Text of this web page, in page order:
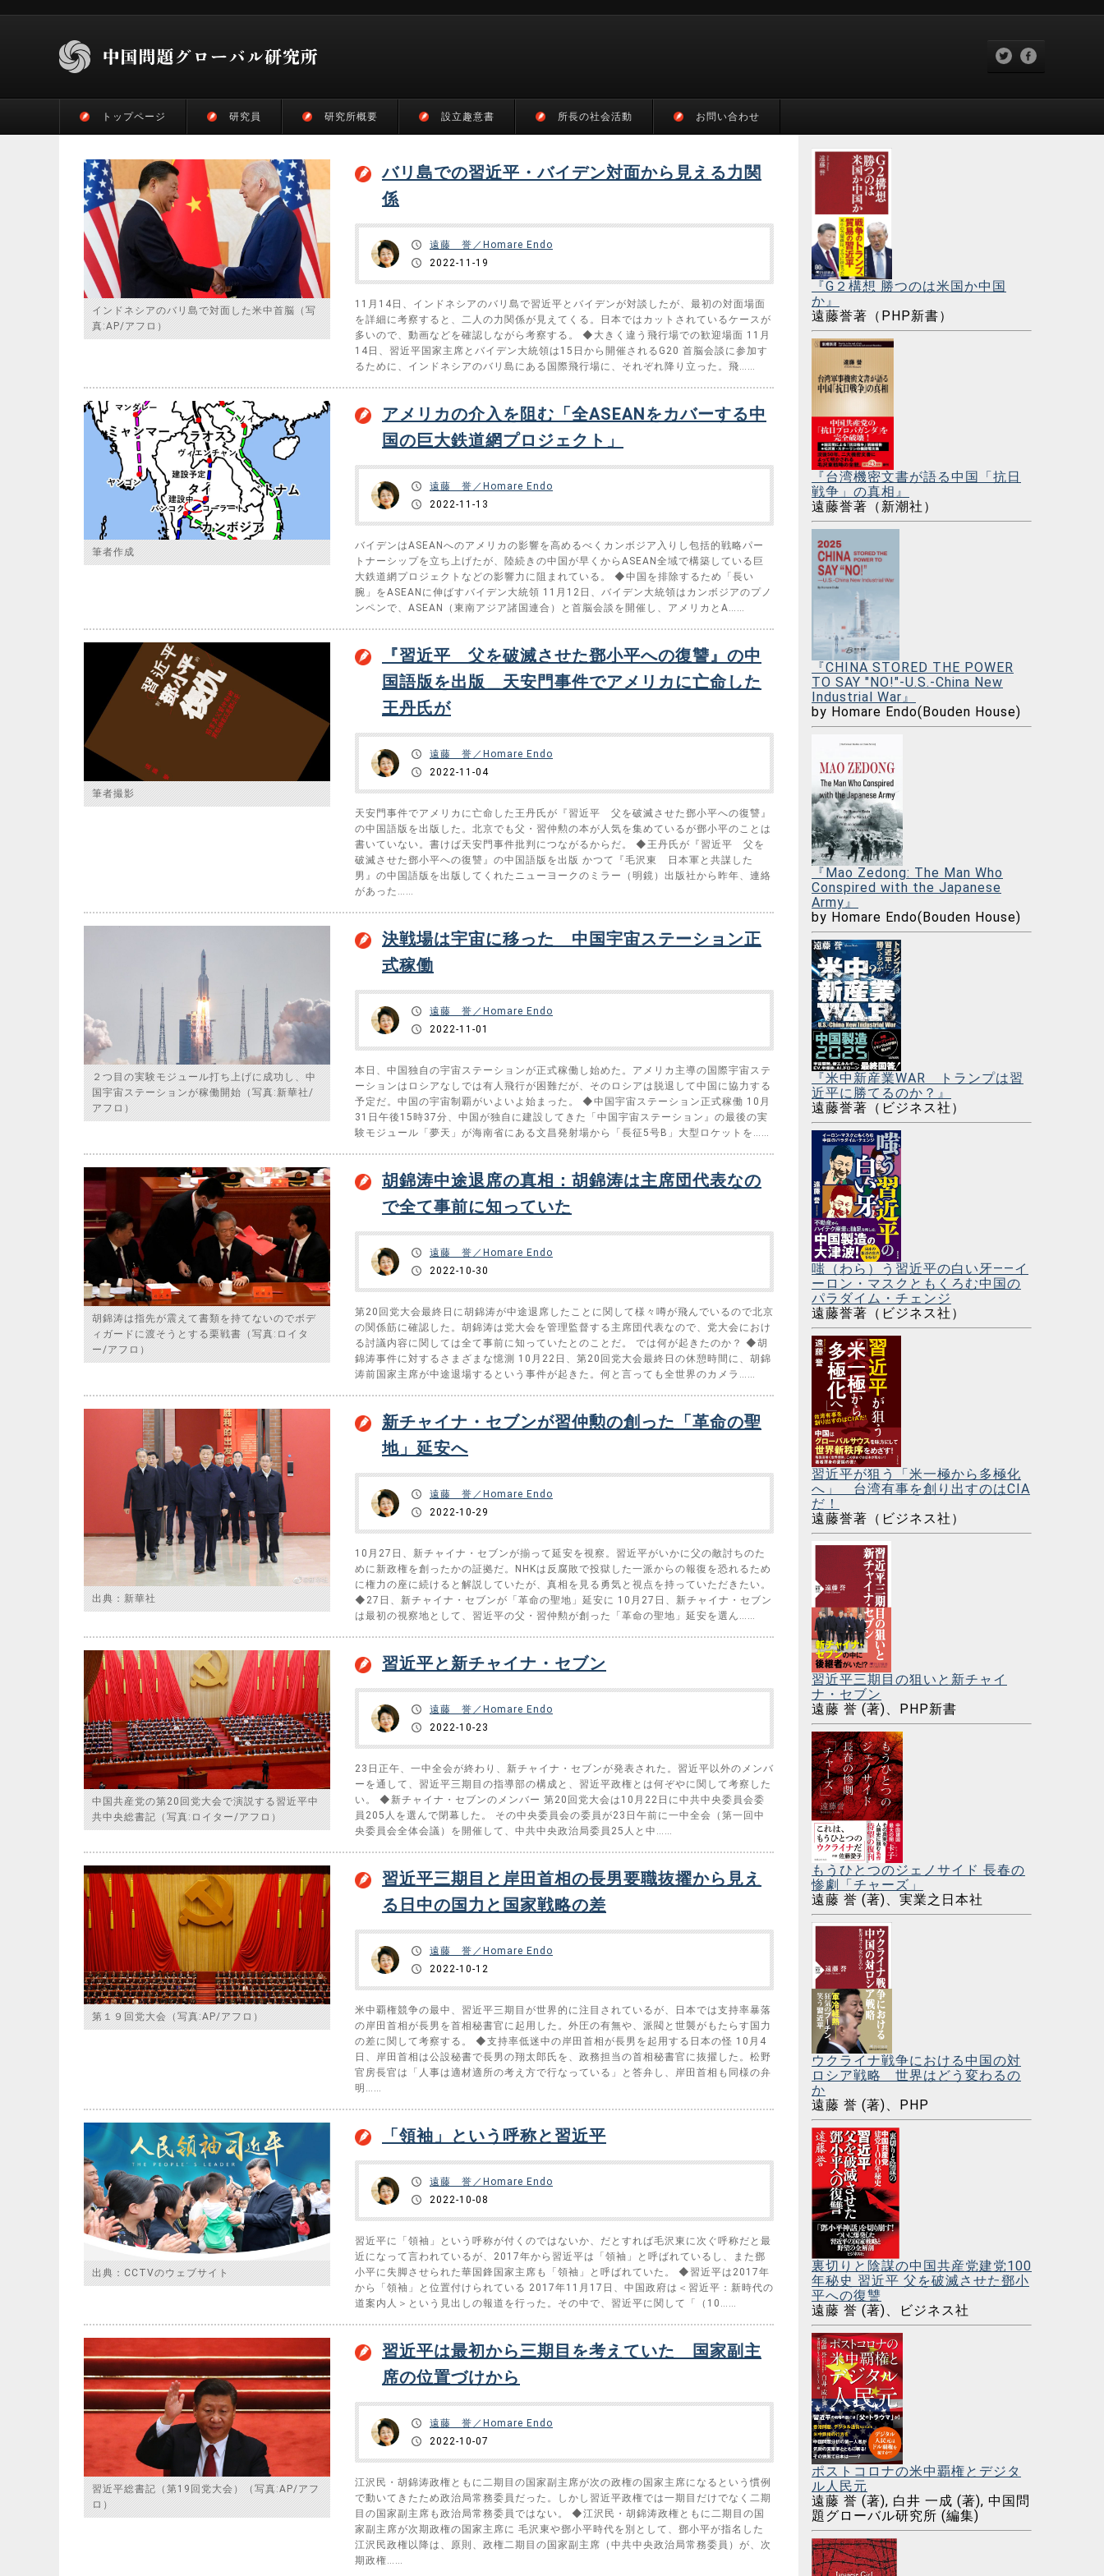
トップページ 研究員 研究所概要 設立趣意書 所長の社会活動 お問い合わせ
インドネシアのバリ島で対面した米中首脳（写
真:AP/アフロ）
バリ島での習近平・バイデン対面から見える力関
係
遠藤 誉／Homare Endo
2022-11-19
11月14日、インドネシアのバリ島で習近平とバイデンが対談したが、最初の対面場面
を詳細に考察すると、二人の力関係が見えてくる。日本ではカットされているケースが
多いので、動画などを確認しながら考察する。 ◆大きく違う飛行場での歓迎場面 11月
14日、習近平国家主席とバイデン大統領は15日から開催されるG20 首脳会談に参加す
るために、インドネシアのバリ島にある国際飛行場に、それぞれ降り立った。飛……
筆者作成
アメリカの介入を阻む「全ASEANをカバーする中
国の巨大鉄道網プロジェクト」
遠藤 誉／Homare Endo
2022-11-13
バイデンはASEANへのアメリカの影響を高めるべくカンボジア入りし包括的戦略パー
トナーシップを立ち上げたが、陸続きの中国が早くからASEAN全域で構築している巨
大鉄道網プロジェクトなどの影響力に阻まれている。 ◆中国を排除するため「長い
腕」をASEANに伸ばすバイデン大統領 11月12日、バイデン大統領はカンボジアのプノ
ンペンで、ASEAN（東南アジア諸国連合）と首脳会談を開催し、アメリカとA……
筆者撮影
『習近平 父を破滅させた鄧小平への復讐』の中
国語版を出版＿天安門事件でアメリカに亡命した
王丹氏が
遠藤 誉／Homare Endo
2022-11-04
天安門事件でアメリカに亡命した王丹氏が『習近平 父を破滅させた鄧小平への復讐』
の中国語版を出版した。北京でも父・習仲勲の本が人気を集めているが鄧小平のことは
書いていない。書けば天安門事件批判につながるからだ。 ◆王丹氏が『習近平 父を
破滅させた鄧小平への復讐』の中国語版を出版 かつて『毛沢東 日本軍と共謀した
男』の中国語版を出版してくれたニューヨークのミラー（明鏡）出版社から昨年、連絡
があった……
２つ目の実験モジュール打ち上げに成功し、中
国宇宙ステーションが稼働開始（写真:新華社/
アフロ）
決戦場は宇宙に移った 中国宇宙ステーション正
式稼働
遠藤 誉／Homare Endo
2022-11-01
本日、中国独自の宇宙ステーションが正式稼働し始めた。アメリカ主導の国際宇宙ステ
ーションはロシアなしでは有人飛行が困難だが、そのロシアは脱退して中国に協力する
予定だ。中国の宇宙制覇がいよいよ始まった。 ◆中国宇宙ステーション正式稼働 10月
31日午後15時37分、中国が独自に建設してきた「中国宇宙ステーション』の最後の実
験モジュール「夢天」が海南省にある文昌発射場から「長征5号B」大型ロケットを……
胡錦涛は指先が震えて書類を持てないのでボデ
ィガードに渡そうとする栗戦書（写真:ロイタ
ー/アフロ）
胡錦涛中途退席の真相：胡錦涛は主席団代表なの
で全て事前に知っていた
遠藤 誉／Homare Endo
2022-10-30
第20回党大会最終日に胡錦涛が中途退席したことに関して様々噂が飛んでいるので北京
の関係筋に確認した。胡錦涛は党大会を管理監督する主席団代表なので、党大会におけ
る討議内容に関しては全て事前に知っていたとのことだ。 では何が起きたのか？ ◆胡
錦涛事件に対するさまざまな憶測 10月22日、第20回党大会最終日の休憩時間に、胡錦
涛前国家主席が中途退場するという事件が起きた。何と言っても全世界のカメラ……
出典：新華社
新チャイナ・セブンが習仲勲の創った「革命の聖
地」延安へ
遠藤 誉／Homare Endo
2022-10-29
10月27日、新チャイナ・セブンが揃って延安を視察。習近平がいかに父の敵討ちのた
めに新政権を創ったかの証拠だ。NHKは反腐敗で投獄した一派からの報復を恐れるため
に権力の座に続けると解説していたが、真相を見る勇気と視点を持っていただきたい。
◆27日、新チャイナ・セブンが「革命の聖地」延安に 10月27日、新チャイナ・セブン
は最初の視察地として、習近平の父・習仲勲が創った「革命の聖地」延安を選ん……
中国共産党の第20回党大会で演説する習近平中
共中央総書記（写真:ロイター/アフロ）
習近平と新チャイナ・セブン
遠藤 誉／Homare Endo
2022-10-23
23日正午、一中全会が終わり、新チャイナ・セブンが発表された。習近平以外のメンバ
ーを通して、習近平三期目の指導部の構成と、習近平政権とは何ぞやに関して考察した
い。 ◆新チャイナ・セブンのメンバー 第20回党大会は10月22日に中共中央委員会委
員205人を選んで閉幕した。 その中央委員会の委員が23日午前に一中全会（第一回中
央委員会全体会議）を開催して、中共中央政治局委員25人と中……
第１９回党大会（写真:AP/アフロ）
習近平三期目と岸田首相の長男要職抜擢から見え
る日中の国力と国家戦略の差
遠藤 誉／Homare Endo
2022-10-12
米中覇権競争の最中、習近平三期目が世界的に注目されているが、日本では支持率暴落
の岸田首相が長男を首相秘書官に起用した。外圧の有無や、派閥と世襲がもたらす国力
の差に関して考察する。 ◆支持率低迷中の岸田首相が長男を起用する日本の怪 10月4
日、岸田首相は公設秘書で長男の翔太郎氏を、政務担当の首相秘書官に抜擢した。松野
官房長官は「人事は適材適所の考え方で行なっている」と答弁し、岸田首相も同様の弁
明……
出典：CCTVのウェブサイト
「領袖」という呼称と習近平
遠藤 誉／Homare Endo
2022-10-08
習近平に「領袖」という呼称が付くのではないか、だとすれば毛沢東に次ぐ呼称だと最
近になって言われているが、2017年から習近平は「領袖」と呼ばれているし、また鄧
小平に失脚させられた華国鋒国家主席も「領袖」と呼ばれていた。 ◆習近平は2017年
から「領袖」と位置付けられている 2017年11月17日、中国政府は＜習近平：新時代の
道案内人＞という見出しの報道を行った。その中で、習近平に関して「（10……
習近平総書記（第19回党大会）（写真:AP/アフ
ロ）
習近平は最初から三期目を考えていた 国家副主
席の位置づけから
遠藤 誉／Homare Endo
2022-10-07
江沢民・胡錦涛政権ともに二期目の国家副主席が次の政権の国家主席になるという慣例
で動いてきたため政治局常務委員だった。しかし習近平政権では一期目だけでなく二期
目の国家副主席も政治局常務委員ではない。 ◆江沢民・胡錦涛政権ともに二期目の国
家副主席が次期政権の国家主席に 毛沢東や鄧小平時代を別として、鄧小平が指名した
江沢民政権以降は、原則、政権二期目の国家副主席（中共中央政治局常務委員）が、次
期政権……
『G２構想 勝つのは米国か中国
か』
遠藤誉著（PHP新書）
『台湾機密文書が語る中国「抗日
戦争」の真相』
遠藤誉著（新潮社）
『CHINA STORED THE POWER
TO SAY "NO!"-U.S.-China New
Industrial War』
by Homare Endo(Bouden House)
『Mao Zedong: The Man Who
Conspired with the Japanese
Army』
by Homare Endo(Bouden House)
『米中新産業WAR トランプは習
近平に勝てるのか？』
遠藤誉著（ビジネス社）
嗤（わら）う習近平の白い牙――イ
ーロン・マスクともくろむ中国の
パラダイム・チェンジ
遠藤誉著（ビジネス社）
習近平が狙う「米一極から多極化
へ」 台湾有事を創り出すのはCIA
だ！
遠藤誉著（ビジネス社）
習近平三期目の狙いと新チャイ
ナ・セブン
遠藤 誉 (著)、PHP新書
もうひとつのジェノサイド 長春の
惨劇「チャーズ」
遠藤 誉 (著)、実業之日本社
ウクライナ戦争における中国の対
ロシア戦略 世界はどう変わるの
か
遠藤 誉 (著)、PHP
裏切りと陰謀の中国共産党建党100
年秘史 習近平 父を破滅させた鄧小
平への復讐
遠藤 誉 (著)、ビジネス社
ポストコロナの米中覇権とデジタ
ル人民元
遠藤 誉 (著), 白井 一成 (著), 中国問
題グローバル研究所 (編集)